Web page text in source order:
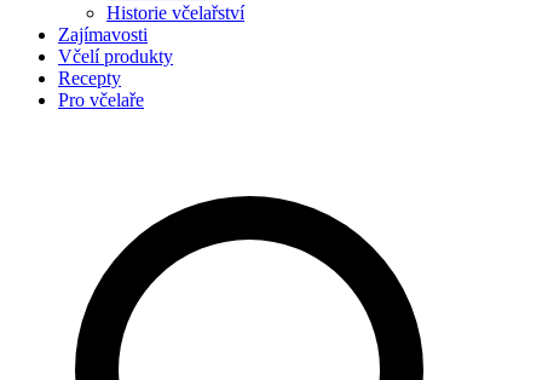
Historie včelařství
Zajímavosti
Včelí produkty
Recepty
Pro včelaře